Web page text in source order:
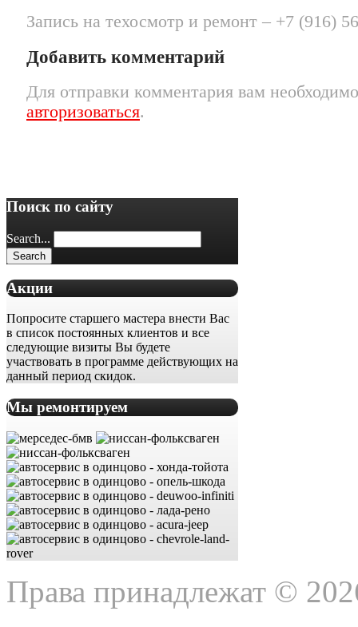
Запись на техосмотр и ремонт – +7 (916)
Добавить комментарий
Для отправки комментария вам необходимо
авторизоваться.
Поиск по сайту
Search...
Акции
Попросите старшего мастера внести Вас
в список постоянных клиентов и все
следующие визиты Вы будете
участвовать в программе действующих на
данный период скидок.
Мы ремонтируем
Права принадлежат ©